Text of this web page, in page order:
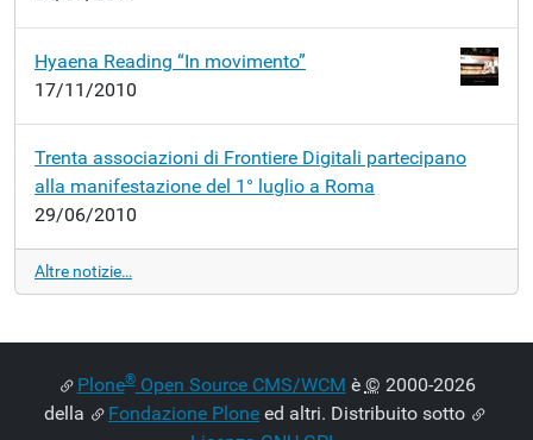
Hyaena Reading “In movimento”
17/11/2010
Trenta associazioni di Frontiere Digitali partecipano
alla manifestazione del 1° luglio a Roma
29/06/2010
Altre notizie…
Plone®Open Source CMS/WCM è © 2000-2026
della
Fondazione Plone ed altri. Distribuito sotto